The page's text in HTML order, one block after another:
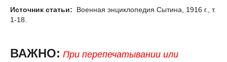
Источник статьи:
Военная энциклопедия Сытина, 1916 г., т.
1-18.
ВАЖНО: При перепечатывании или